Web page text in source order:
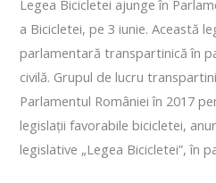
Legea Bicicletei ajunge în
a Bicicletei, pe 3 iunie. Această
parlamentară transpartinică în
civilă. Grupul de lucru
Parlamentul României în 2017
legislații favorabile bicicletei,
legislative „Legea Bicicletei”, în